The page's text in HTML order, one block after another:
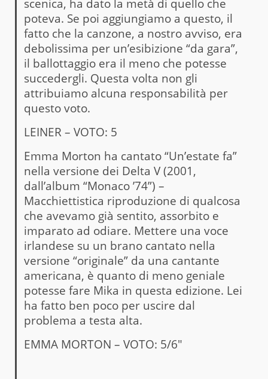
scenica, ha dato la metà di quello che
poteva. Se poi aggiungiamo a questo, il
fatto che la canzone, a nostro avviso, era
debolissima per un’esibizione “da gara”,
il ballottaggio era il meno che potesse
succedergli. Questa volta non gli
attribuiamo alcuna responsabilità per
questo voto.
LEINER – VOTO: 5
Emma Morton ha cantato “Un’estate fa”
nella versione dei Delta V (2001,
dall’album “Monaco ’74”) –
Macchiettistica riproduzione di qualcosa
che avevamo già sentito, assorbito e
imparato ad odiare. Mettere una voce
irlandese su un brano cantato nella
versione “originale” da una cantante
americana, è quanto di meno geniale
potesse fare Mika in questa edizione. Lei
ha fatto ben poco per uscire dal
problema a testa alta.
EMMA MORTON – VOTO: 5/6″